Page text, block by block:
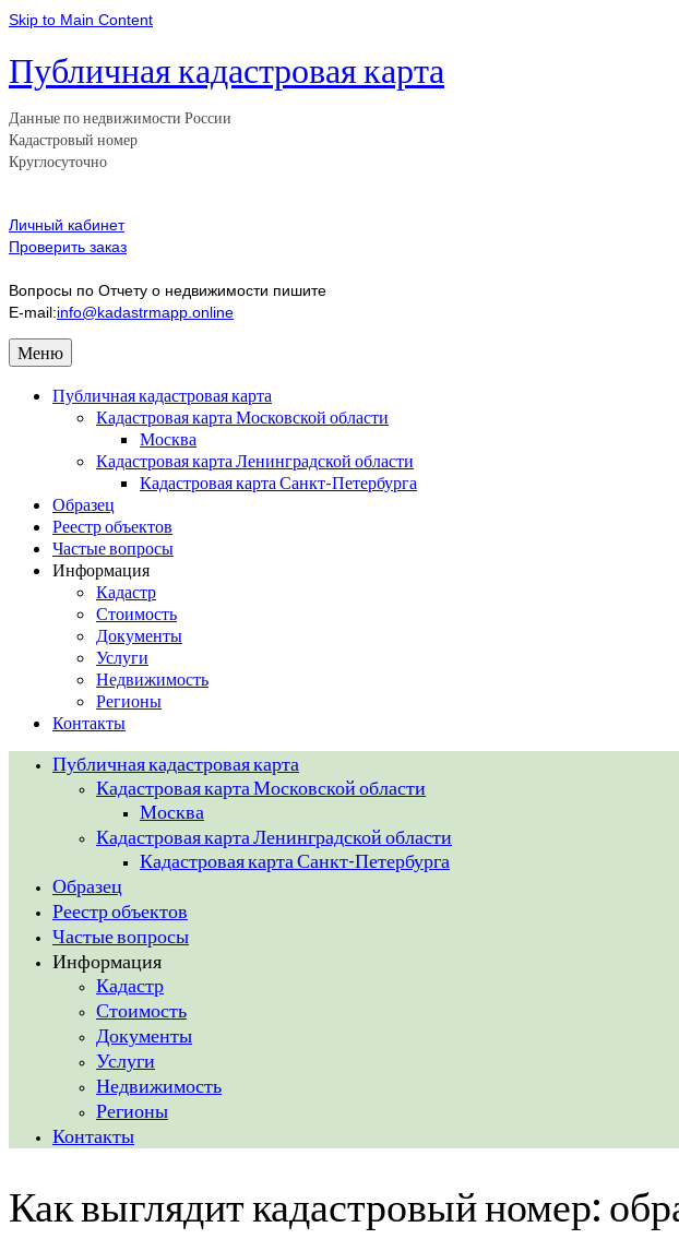
Skip to Main Content
Публичная кадастровая карта
Данные по недвижимости России
Кадастровый номер
Круглосуточно
Личный кабинет
Проверить заказ
Вопросы по Отчету о недвижимости пишите
E-mail:info@kadastrmapp.online
Меню
Публичная кадастровая карта
Кадастровая карта Московской области
Москва
Кадастровая карта Ленинградской области
Кадастровая карта Санкт-Петербурга
Образец
Реестр объектов
Частые вопросы
Информация
Кадастр
Стоимость
Документы
Услуги
Недвижимость
Регионы
Контакты
Публичная кадастровая карта
Кадастровая карта Московской области
Москва
Кадастровая карта Ленинградской области
Кадастровая карта Санкт-Петербурга
Образец
Реестр объектов
Частые вопросы
Информация
Кадастр
Стоимость
Документы
Услуги
Недвижимость
Регионы
Контакты
Как выглядит кадастровый номер: